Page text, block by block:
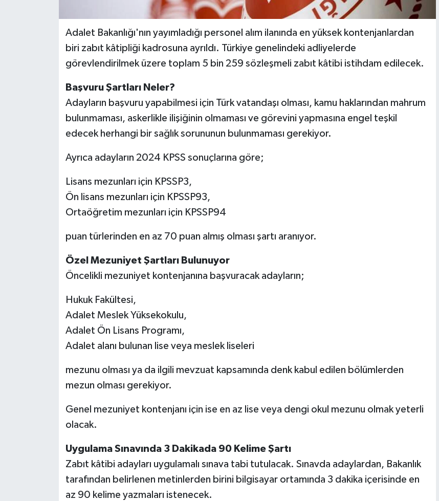
Adalet Bakanlığı'nın yayımladığı personel alım ilanında en yüksek kontenjanlardan
biri zabıt kâtipliği kadrosuna ayrıldı. Türkiye genelindeki adliyelerde
görevlendirilmek üzere toplam 5 bin 259 sözleşmeli zabıt kâtibi istihdam edilecek.
Başvuru Şartları Neler?
Adayların başvuru yapabilmesi için Türk vatandaşı olması, kamu haklarından mahrum
bulunmaması, askerlikle ilişiğinin olmaması ve görevini yapmasına engel teşkil
edecek herhangi bir sağlık sorununun bulunmaması gerekiyor.
Ayrıca adayların 2024 KPSS sonuçlarına göre;
Lisans mezunları için KPSSP3,
Ön lisans mezunları için KPSSP93,
Ortaöğretim mezunları için KPSSP94
puan türlerinden en az 70 puan almış olması şartı aranıyor.
Özel Mezuniyet Şartları Bulunuyor
Öncelikli mezuniyet kontenjanına başvuracak adayların;
Hukuk Fakültesi,
Adalet Meslek Yüksekokulu,
Adalet Ön Lisans Programı,
Adalet alanı bulunan lise veya meslek liseleri
mezunu olması ya da ilgili mevzuat kapsamında denk kabul edilen bölümlerden
mezun olması gerekiyor.
Genel mezuniyet kontenjanı için ise en az lise veya dengi okul mezunu olmak yeterli
olacak.
Uygulama Sınavında 3 Dakikada 90 Kelime Şartı
Zabıt kâtibi adayları uygulamalı sınava tabi tutulacak. Sınavda adaylardan, Bakanlık
tarafından belirlenen metinlerden birini bilgisayar ortamında 3 dakika içerisinde en
az 90 kelime yazmaları istenecek.